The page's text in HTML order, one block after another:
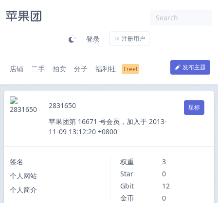
登录 注册用户
店铺 二手 拍卖 分子 福利社 发布主题
2831650
苹果团第 16671 号会员，加入于 2013-
11-09 13:12:20 +0800
星标
签名
个人网站
个人简介
权重
3
Star
0
Gbit
12
金币
0